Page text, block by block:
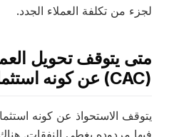
من تكلفة العملاء الجدد.
يتوقف تحويل
الاستحواذ عن كونه استثماراً
مردوده يغطي النفقات. هناك